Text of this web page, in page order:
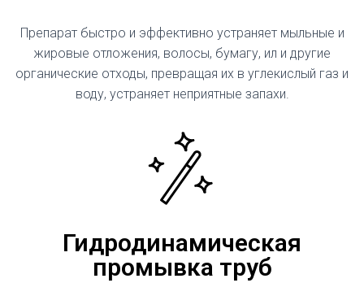
Препарат быстро и эффективно устраняет мыльные и
жировые отложения, волосы, бумагу, ил и другие
органические отходы, превращая их в углекислый газ и
воду, устраняет неприятные запахи.
Гидродинамическая
промывка труб